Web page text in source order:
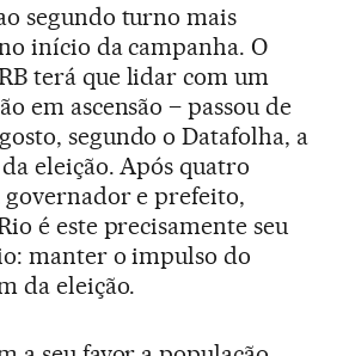
segundo turno mais
início da campanha. O
terá que lidar com um
em ascensão – passou de
segundo o Datafolha, a
da eleição. Após quatro
e prefeito,
é este precisamente seu
manter o impulso do
da eleição.